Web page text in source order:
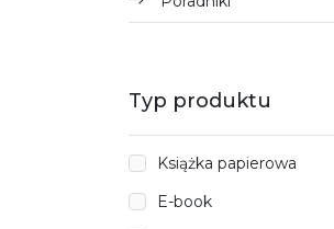
Typ produktu
Książka papierowa
E-book